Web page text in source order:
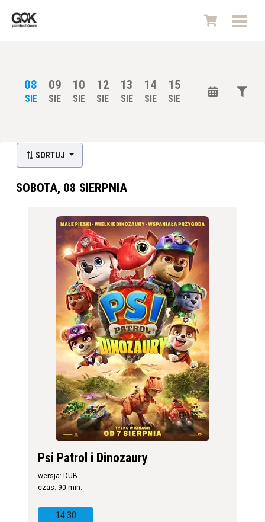
08
SIE
09
SIE
10
SIE
12
SIE
13
SIE
14
SIE
15
SIE
Lista wydarzeń:
SORTUJ
SOBOTA, 08 SIERPNIA
Psi Patrol i Dinozaury
wersja: DUB
czas: 90 min.
14:30